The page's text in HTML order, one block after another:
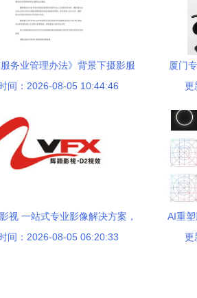
服务业管理办法》背景下摄影服
务的规范与发展
间：2026-08-05 10:44:46
厦门
更
视 一站式专业影像解决方案，
赋能品牌视觉营销
间：2026-08-05 06:20:33
AI重
更